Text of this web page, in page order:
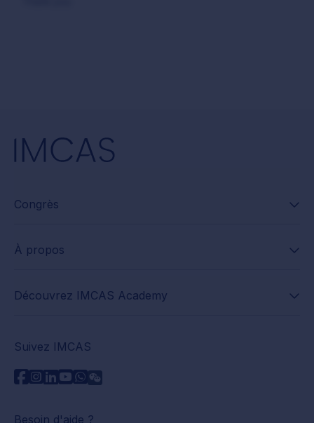
Congrès
À propos
Découvrez IMCAS Academy
Suivez IMCAS
Besoin d'aide ?